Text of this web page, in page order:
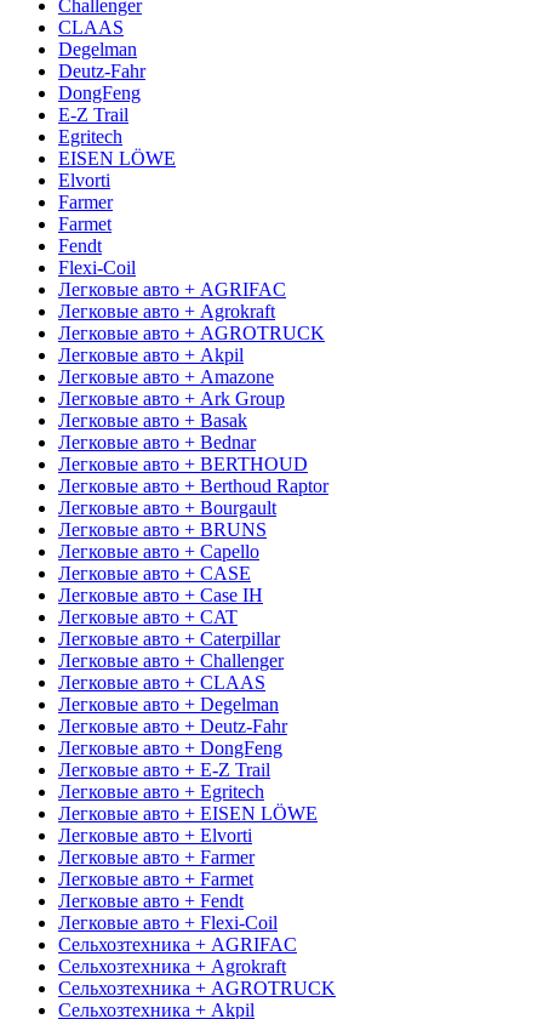
Challenger
CLAAS
Degelman
Deutz-Fahr
DongFeng
E-Z Trail
Egritech
EISEN LÖWE
Elvorti
Farmer
Farmet
Fendt
Flexi-Coil
Легковые авто + AGRIFAC
Легковые авто + Agrokraft
Легковые авто + AGROTRUCK
Легковые авто + Akpil
Легковые авто + Amazone
Легковые авто + Ark Group
Легковые авто + Basak
Легковые авто + Bednar
Легковые авто + BERTHOUD
Легковые авто + Berthoud Raptor
Легковые авто + Bourgault
Легковые авто + BRUNS
Легковые авто + Capello
Легковые авто + CASE
Легковые авто + Case IH
Легковые авто + CAT
Легковые авто + Caterpillar
Легковые авто + Challenger
Легковые авто + CLAAS
Легковые авто + Degelman
Легковые авто + Deutz-Fahr
Легковые авто + DongFeng
Легковые авто + E-Z Trail
Легковые авто + Egritech
Легковые авто + EISEN LÖWE
Легковые авто + Elvorti
Легковые авто + Farmer
Легковые авто + Farmet
Легковые авто + Fendt
Легковые авто + Flexi-Coil
Сельхозтехника + AGRIFAC
Сельхозтехника + Agrokraft
Сельхозтехника + AGROTRUCK
Сельхозтехника + Akpil